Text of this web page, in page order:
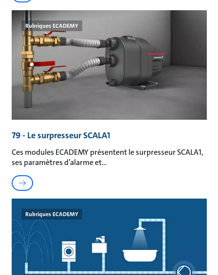
Rubriques ECADEMY
79 - Le surpresseur SCALA1
Ces modules ECADEMY présentent le surpresseur SCALA1,
ses paramètres d’alarme et
Rubriques ECADEMY